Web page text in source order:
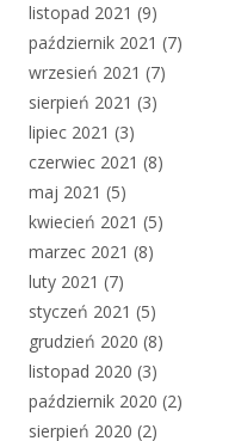
listopad 2021 (9)
październik 2021 (7)
wrzesień 2021 (7)
sierpień 2021 (3)
lipiec 2021 (3)
czerwiec 2021 (8)
maj 2021 (5)
kwiecień 2021 (5)
marzec 2021 (8)
luty 2021 (7)
styczeń 2021 (5)
grudzień 2020 (8)
listopad 2020 (3)
październik 2020 (2)
sierpień 2020 (2)